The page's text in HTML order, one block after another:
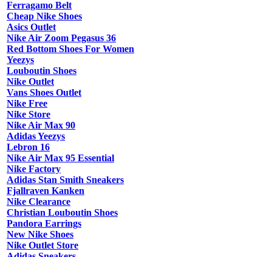
Ferragamo Belt
Cheap Nike Shoes
Asics Outlet
Nike Air Zoom Pegasus 36
Red Bottom Shoes For Women
Yeezys
Louboutin Shoes
Nike Outlet
Vans Shoes Outlet
Nike Free
Nike Store
Nike Air Max 90
Adidas Yeezys
Lebron 16
Nike Air Max 95 Essential
Nike Factory
Adidas Stan Smith Sneakers
Fjallraven Kanken
Nike Clearance
Christian Louboutin Shoes
Pandora Earrings
New Nike Shoes
Nike Outlet Store